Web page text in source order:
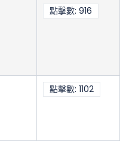
點擊數: 916
點擊數: 1102